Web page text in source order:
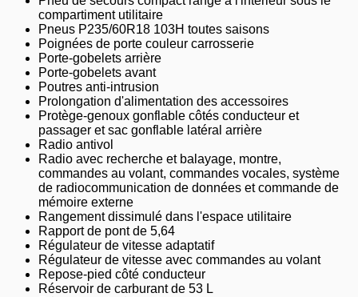
compartiment utilitaire
Pneus P235/60R18 103H toutes saisons
Poignées de porte couleur carrosserie
Porte-gobelets arrière
Porte-gobelets avant
Poutres anti-intrusion
Prolongation d'alimentation des accessoires
Protège-genoux gonflable côtés conducteur et
passager et sac gonflable latéral arrière
Radio antivol
Radio avec recherche et balayage, montre,
commandes au volant, commandes vocales, système
de radiocommunication de données et commande de
mémoire externe
Rangement dissimulé dans l'espace utilitaire
Rapport de pont de 5,64
Régulateur de vitesse adaptatif
Régulateur de vitesse avec commandes au volant
Repose-pied côté conducteur
Réservoir de carburant de 53 L